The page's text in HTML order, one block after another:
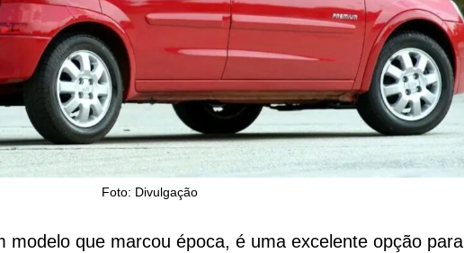
Foto: Divulgação
modelo que marcou época, é uma excelente opção para